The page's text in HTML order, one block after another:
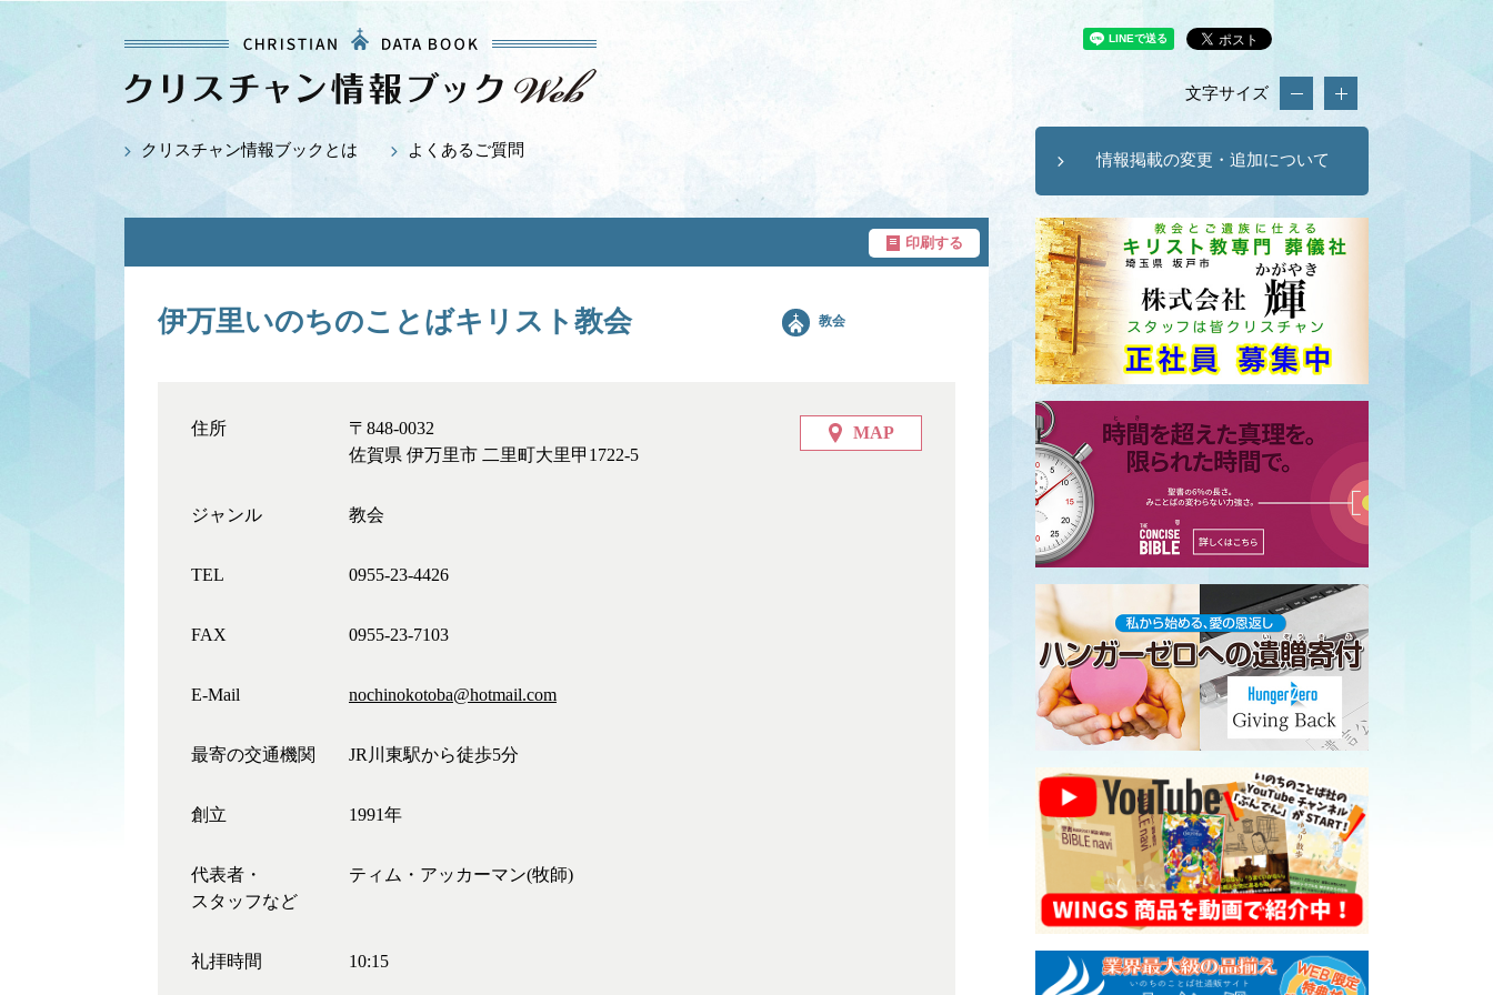
文字サイズ
情報掲載の変更・追加について
クリスチャン情報ブックとは よくあるご質問
印刷する
教会
伊万里いのちのことばキリスト教会
住所 MAP
〒848-0032
佐賀県 伊万里市 二里町大里甲1722-5
ジャンル 教会
TEL 0955-23-4426
FAX 0955-23-7103
E-Mail nochinokotoba@hotmail.com
最寄の交通機関 JR川東駅から徒歩5分
創立 1991年
代表者・
スタッフなど
ティム・アッカーマン(牧師)
礼拝時間 10:15